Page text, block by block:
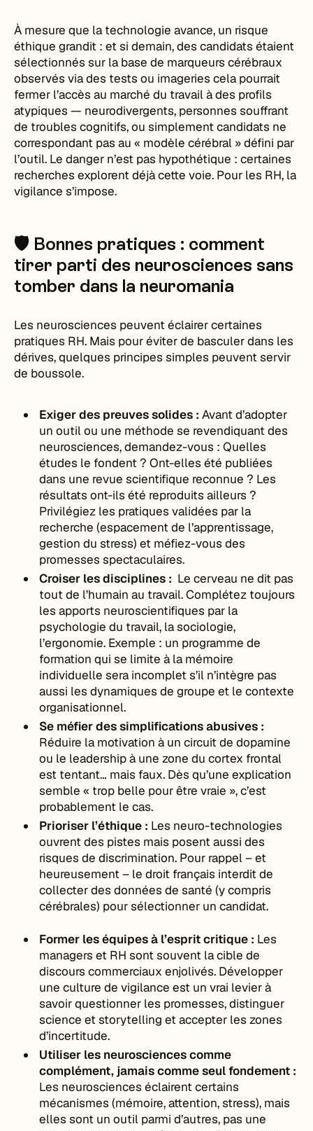
À mesure que la technologie avance, un risque
éthique grandit : et si demain, des candidats étaient
sélectionnés sur la base de marqueurs cérébraux
observés via des tests ou imageries cela pourrait
fermer l’accès au marché du travail à des profils
atypiques — neurodivergents, personnes souffrant
de troubles cognitifs, ou simplement candidats ne
correspondant pas au « modèle cérébral » défini par
l’outil. Le danger n’est pas hypothétique : certaines
recherches explorent déjà cette voie. Pour les RH, la
vigilance s’impose.
🛡️ Bonnes pratiques : comment
tirer parti des neurosciences sans
tomber dans la neuromania
Les neurosciences peuvent éclairer certaines
pratiques RH. Mais pour éviter de basculer dans les
dérives, quelques principes simples peuvent servir
de boussole.
Exiger des preuves solides :Avant d’adopter
un outil ou une méthode se revendiquant des
neurosciences, demandez-vous : Quelles
études le fondent ? Ont-elles été publiées
dans une revue scientifique reconnue ? Les
résultats ont-ils été reproduits ailleurs ?
Privilégiez les pratiques validées par la
recherche (espacement de l’apprentissage,
gestion du stress) et méfiez-vous des
promesses spectaculaires.
Croiser les disciplines : Le cerveau ne dit pas
tout de l’humain au travail. Complétez toujours
les apports neuroscientifiques par la
psychologie du travail, la sociologie,
l’ergonomie. Exemple : un programme de
formation qui se limite à la mémoire
individuelle sera incomplet s’il n’intègre pas
aussi les dynamiques de groupe et le contexte
organisationnel.
Se méfier des simplifications abusives :
Réduire la motivation à un circuit de dopamine
ou le leadership à une zone du cortex frontal
est tentant… mais faux. Dès qu’une explication
semble « trop belle pour être vraie », c’est
probablement le cas.
Prioriser l’éthique : Les neuro-technologies
ouvrent des pistes mais posent aussi des
risques de discrimination. Pour rappel – et
heureusement – le droit français interdit de
collecter des données de santé (y compris
cérébrales) pour sélectionner un candidat.
Former les équipes à l’esprit critique : Les
managers et RH sont souvent la cible de
discours commerciaux enjolivés. Développer
une culture de vigilance est un vrai levier à
savoir questionner les promesses, distinguer
science et storytelling et accepter les zones
d’incertitude.
Utiliser les neurosciences comme
complément, jamais comme seul fondement :
Les neurosciences éclairent certains
mécanismes (mémoire, attention, stress), mais
elles sont un outil parmi d’autres, pas une